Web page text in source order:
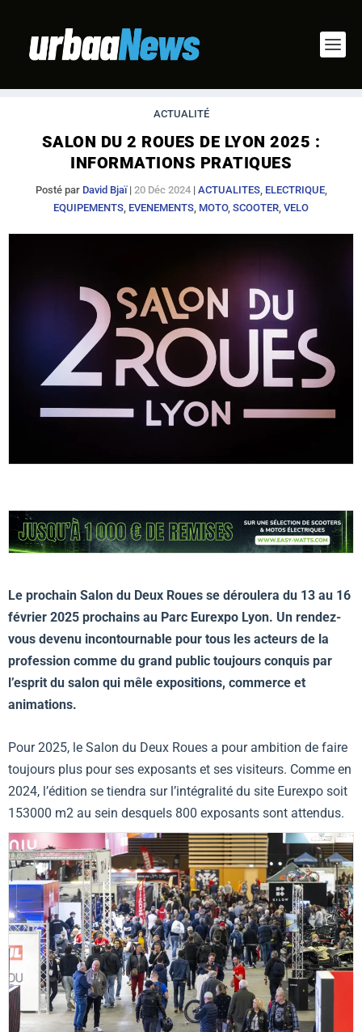
ACTUALITÉ
SALON DU 2 ROUES DE LYON 2025 :
INFORMATIONS PRATIQUES
Posté par David Bjaï| 20 Déc 2024| ACTUALITES, ELECTRIQUE,
EQUIPEMENTS, EVENEMENTS, MOTO, SCOOTER, VELO
Le prochain Salon du Deux Roues se déroulera du 13 au 16
février 2025 prochains au Parc Eurexpo Lyon. Un rendez-
vous devenu incontournable pour tous les acteurs de la
profession comme du grand public toujours conquis par
l’esprit du salon qui mêle expositions, commerce et
animations.
Pour 2025, le Salon du Deux Roues a pour ambition de faire
toujours plus pour ses exposants et ses visiteurs. Comme en
2024, l’édition se tiendra sur l’intégralité du site Eurexpo soit
153000 m2 au sein desquels 800 exposants sont attendus.